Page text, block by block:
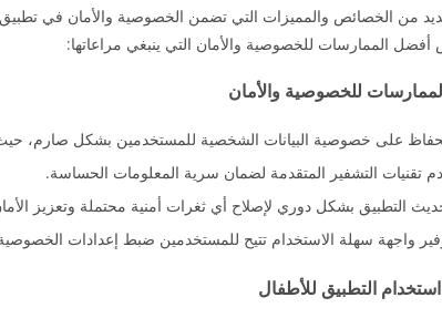
الممارسات للخصوصية والأمان التي ينبغي مراعاتها:
للخصوصية والأمان
على خصوصية البيانات الشخصية للمستخدمين بشكل صارم، حيث
تقنيات التشفير المتقدمة لضمان سرية المعلومات الحساسة.
التطبيق بشكل دوري لإصلاح أي ثغرات أمنية محتملة وتعزيز
واجهة سهلة الاستخدام تتيح للمستخدمين ضبط إعدادات
التطبيق للأطفال